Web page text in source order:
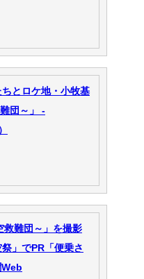
とロケ地・小牧基
団～」 -
救難団～」を撮影
」でPR「便乗さ